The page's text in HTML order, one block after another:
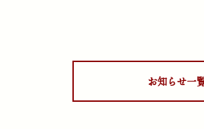
お知らせ一